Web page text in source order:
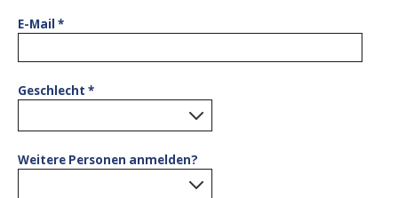
E-Mail *
Geschlecht *
Weitere Personen anmelden?